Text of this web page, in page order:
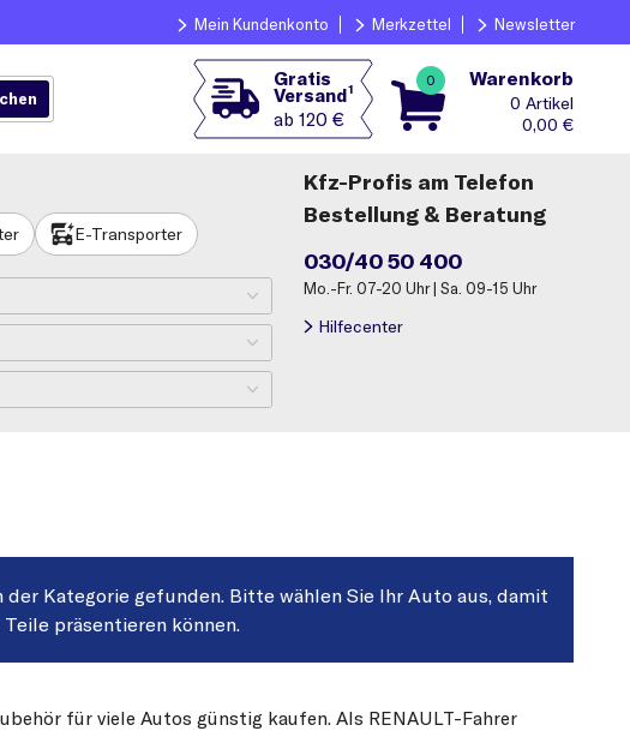
Mein Kundenkonto Merkzettel Newsletter
Gratis
Versand1
ab 120 €
0 Warenkorb
0
0,00 €
E-Transporter
Kfz-Profis am Telefon
Bestellung & Beratung
030/40 50 400
Mo.-Fr. 07-20 Uhr | Sa. 09-15 Uhr
Hilfecenter
der Kategorie gefunden. Bitte wählen Sie Ihr Auto aus, damit
präsentieren können.
für viele Autos günstig kaufen. Als RENAULT-Fahrer